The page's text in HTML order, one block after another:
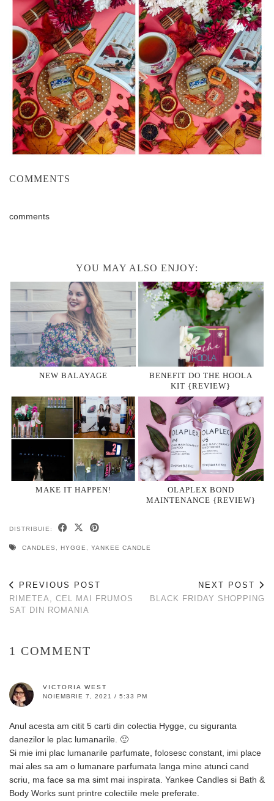
COMMENTS
comments
YOU MAY ALSO ENJOY:
NEW BALAYAGE
BENEFIT DO THE HOOLA
KIT {REVIEW}
MAKE IT HAPPEN!
OLAPLEX BOND
MAINTENANCE {REVIEW}
DISTRIBUIE:
CANDLES HYGGE YANKEE CANDLE
PREVIOUS POST
RIMETEA, CEL MAI FRUMOS
SAT DIN ROMANIA
NEXT POST
BLACK FRIDAY SHOPPING
1 COMMENT
VICTORIA WEST
NOIEMBRIE 7, 2021 / 5:33 PM
Anul acesta am citit 5 carti din colectia Hygge, cu siguranta
danezilor le plac lumanarile. 🙂
Si mie imi plac lumanarile parfumate, folosesc constant, imi place
mai ales sa am o lumanare parfumata langa mine atunci cand
scriu, ma face sa ma simt mai inspirata. Yankee Candles si Bath &
Body Works sunt printre colectiile mele preferate.